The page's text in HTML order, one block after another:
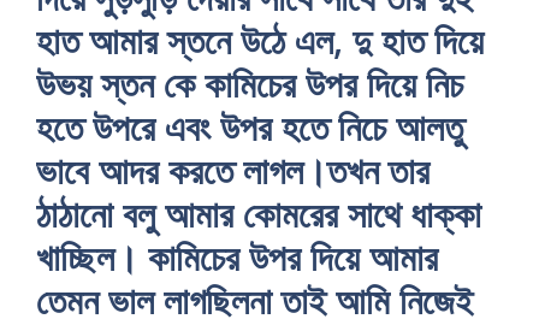
হাত আমার স্তনে উঠে এল, দু হাত দিয়ে
উভয় স্তন কে কামিচের উপর দিয়ে নিচ
হতে উপরে এবং উপর হতে নিচে আলতু
ভাবে আদর করতে লাগল।তখন তার
ঠাঠানো বলু আমার কোমরের সাথে ধাক্কা
খাচ্ছিল। কামিচের উপর দিয়ে আমার
তেমন ভাল লাগছিলনা তাই আমি নিজেই